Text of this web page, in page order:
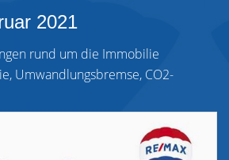
2021
rund um die Immobilie
Umwandlungsbremse, CO2-